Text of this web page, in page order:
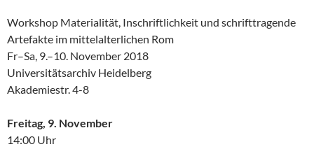
Workshop Materialität, Inschriftlichkeit und schrifttragende
Artefakte im mittelalterlichen Rom
Fr–Sa, 9.–10. November 2018
Universitätsarchiv Heidelberg
Akademiestr. 4-8
Freitag, 9. November
14:00 Uhr